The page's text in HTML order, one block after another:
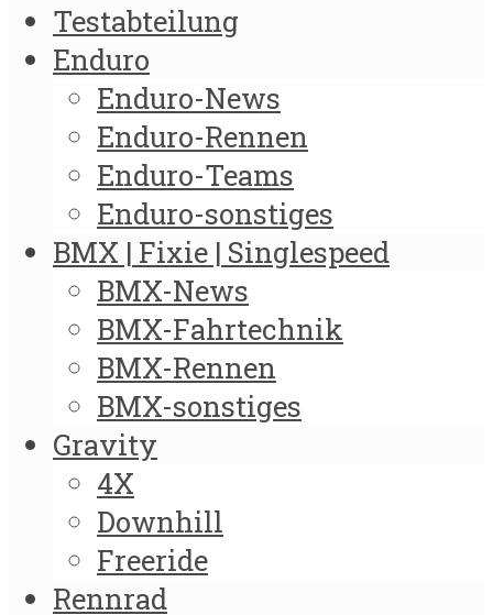
Testabteilung
Enduro
Enduro-News
Enduro-Rennen
Enduro-Teams
Enduro-sonstiges
BMX | Fixie | Singlespeed
BMX-News
BMX-Fahrtechnik
BMX-Rennen
BMX-sonstiges
Gravity
4X
Downhill
Freeride
Rennrad